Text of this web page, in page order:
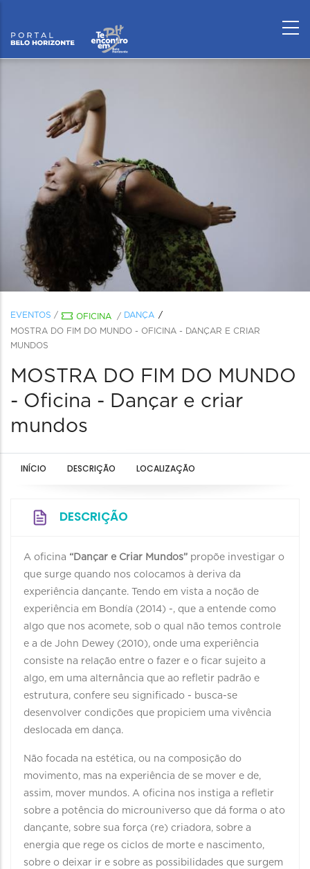
EVENTOS / OFICINA / DANÇA
MOSTRA DO FIM DO MUNDO - OFICINA - DANÇAR E CRIAR
MUNDOS
MOSTRA DO FIM DO MUNDO
- Oficina - Dançar e criar
mundos
INÍCIO DESCRIÇÃO LOCALIZAÇÃO
DESCRIÇÃO
A oficina “Dançar e Criar Mundos” propõe investigar o
que surge quando nos colocamos à deriva da
experiência dançante. Tendo em vista a noção de
experiência em Bondía (2014) -, que a entende como
algo que nos acomete, sob o qual não temos controle
e a de John Dewey (2010), onde uma experiência
consiste na relação entre o fazer e o ficar sujeito a
algo, em uma alternância que ao refletir padrão e
estrutura, confere seu significado - busca-se
desenvolver condições que propiciem uma vivência
deslocada em dança.
Não focada na estética, ou na composição do
movimento, mas na experiência de se mover e de,
assim, mover mundos. A oficina nos instiga a refletir
sobre a potência do microuniverso que dá forma o ato
dançante, sobre sua força (re) criadora, sobre a
energia que rege os ciclos de morte e nascimento,
sobre o deixar ir e sobre as possibilidades que surgem